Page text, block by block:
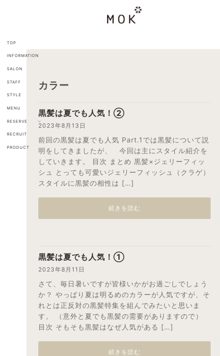
カラー
黒髪は夏でも人気！②
2023年8月13日
前回の黒髪は夏でも人気 Part.1では黒髪について説
明をしてきましたが、 今回は主にスタイル紹介を
していきます。 目次 まとめ 黒髪×ジェリーフィッ
シュ とっても可愛いジェリーフィッシュ（クラゲ）
スタイルに黒髪の相性は […]
続きを読む
黒髪は夏でも人気！①
2023年8月11日
さて、毎日暑いですが皆様いかがお過ごしでしょう
か？ やっぱり夏は明るめのカラーが人気ですが、そ
れとは正反対の黒髪特集を組んでみたいと思いま
す。 （意外と夏でも黒髪の需要がありますので）
目次 そもそも黒髪はなぜ人気がある […]
続きを読む
TOP
INFORMATION
SALON
STAFF
STYLE
MENU
RESERVE
RECRUIT
PRODUCT